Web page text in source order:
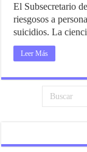
El Subsecretario
riesgosos a
suicidios. La
Leer Más